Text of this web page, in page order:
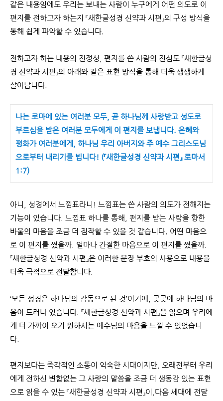
같은 내용임에도 우리는 보내는 사람이 누구에게 어떤 의도로 이
편지를 전하고자 하는지 『새한글성경 신약과 시편』의 구성 방식을
통해 쉽게 파악할 수 있습니다.
전하고자 하는 내용의 진정성, 편지를 쓴 사람의 진심도 『새한글성
경 신약과 시편』의 아래와 같은 표현 방식을 통해 더욱 생생하게
살아납니다.
나는 로마에 있는 여러분 모두, 곧 하나님께 사랑받고 성도로
부르심을 받은 여러분 모두에게 이 편지를 보냅니다. 은혜와
평화가 여러분에게, 하나님 우리 아버지와 주 예수 그리스도님
으로부터 내리기를 빕니다! (『새한글성경 신약과 시편』 로마서
1:7)
아니, 성경에서 느낌표라니! 느낌표는 쓴 사람의 의도가 전해지는
기능이 있습니다. 느낌표 하나를 통해, 편지를 받는 사람을 향한
바울의 마음을 조금 더 짐작할 수 있을 것 같습니다. 어떤 마음으
로 이 편지를 썼을까. 얼마나 간절한 마음으로 이 편지를 썼을까.
『새한글성경 신약과 시편』은 이러한 문장 부호의 사용으로 내용을
더욱 극적으로 전달합니다.
‘모든 성경은 하나님의 감동으로 된 것’이기에, 곳곳에 하나님의 마
음이 드러나 있습니다. 『새한글성경 신약과 시편』을 읽으며 우리에
게 더 가까이 오기 원하시는 예수님의 마음을 느낄 수 있었습니
다.
편지보다는 즉각적인 소통이 익숙한 시대이지만, 오래전부터 우리
에게 전하신 변함없는 그 사랑의 말씀을 조금 더 생동감 있는 표현
으로 읽을 수 있는 『새한글성경 신약과 시편』이,다음 세대에 전달